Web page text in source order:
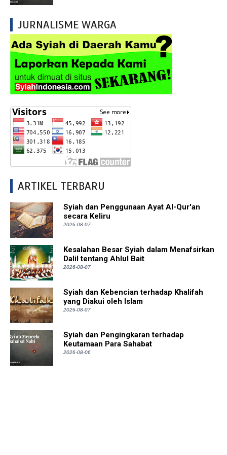
JURNALISME WARGA
ARTIKEL TERBARU
Syiah dan Penggunaan Ayat Al-Qur'an
secara Keliru
2026-08-07
Kesalahan Besar Syiah dalam Menafsirkan
Dalil tentang Ahlul Bait
2026-08-07
Syiah dan Kebencian terhadap Khalifah
yang Diakui oleh Islam
2026-08-07
Syiah dan Pengingkaran terhadap
Keutamaan Para Sahabat
2026-08-06